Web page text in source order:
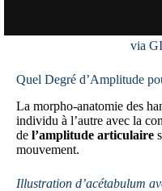
via
Quel Degré d’Amplitude
La morpho-anatomie des
individu à l’autre avec la
de l’amplitude articulaire
mouvement.
Illustration d’acétabulum